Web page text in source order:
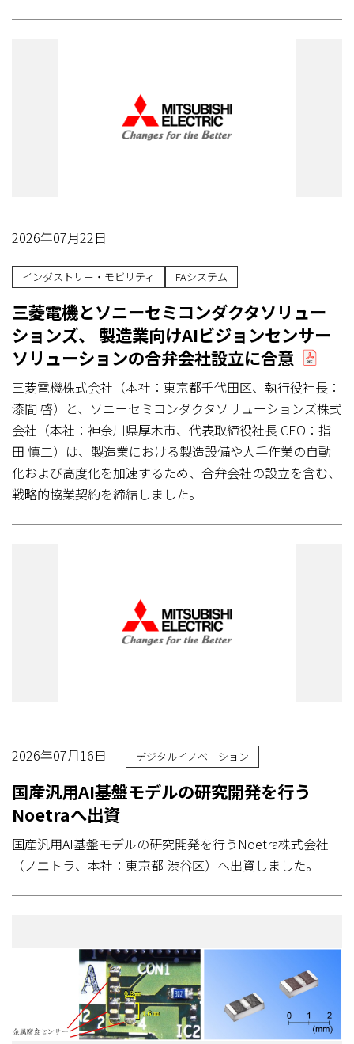
2026年07月22日
インダストリー・モビリティ FAシステム
三菱電機とソニーセミコンダクタソリュー
ションズ、 製造業向けAIビジョンセンサー
ソリューションの合弁会社設立に合意
三菱電機株式会社（本社：東京都千代田区、執行役社長：
漆間 啓）と、ソニーセミコンダクタソリューションズ株式
会社（本社：神奈川県厚木市、代表取締役社長 CEO：指
田 慎二）は、製造業における製造設備や人手作業の自動
化および高度化を加速するため、合弁会社の設立を含む、
戦略的協業契約を締結しました。
2026年07月16日 デジタルイノベーション
国産汎用AI基盤モデルの研究開発を行う
Noetraへ出資
国産汎用AI基盤モデルの研究開発を行うNoetra株式会社
（ノエトラ、本社：東京都 渋谷区）へ出資しました。